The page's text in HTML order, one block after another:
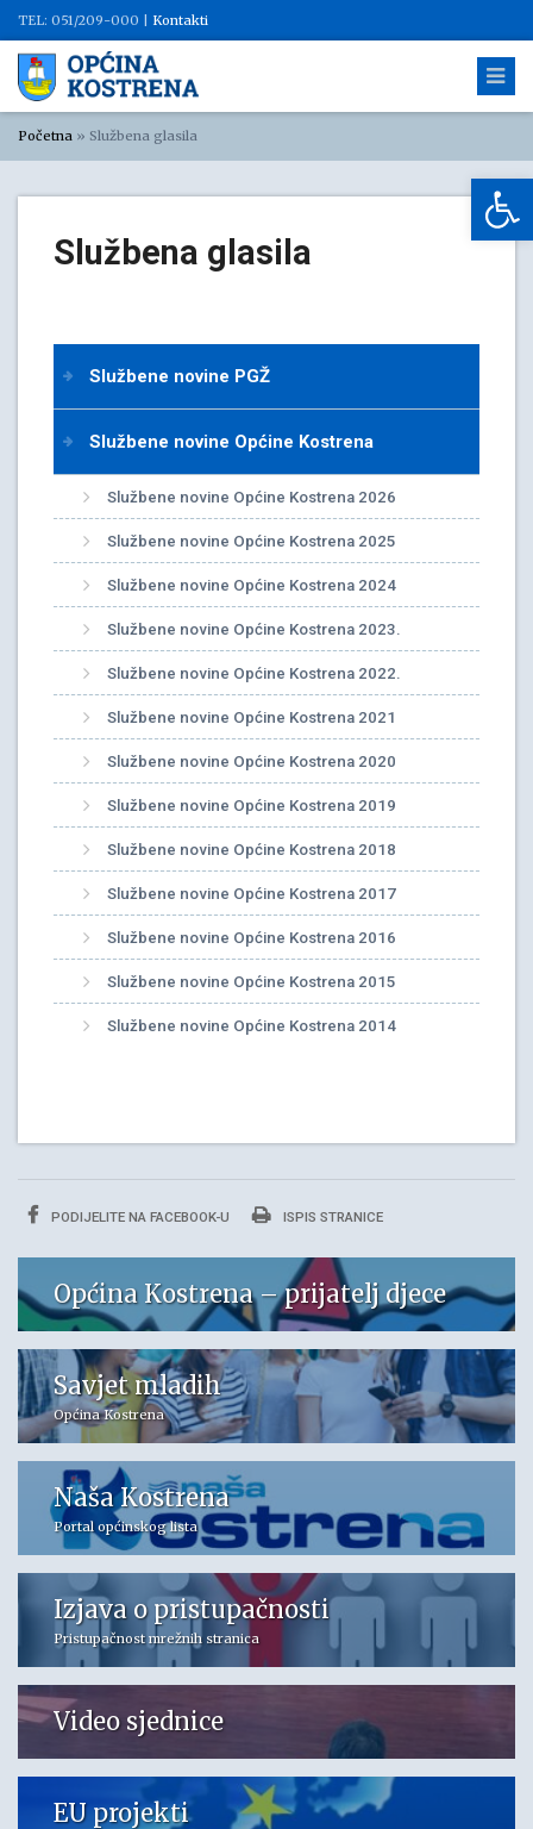
TEL: 051/209-000 | Kontakti
Početna » Službena glasila
Službena glasila
Službene novine PGŽ
Službene novine Općine Kostrena
Službene novine Općine Kostrena 2026
Službene novine Općine Kostrena 2025
Službene novine Općine Kostrena 2024
Službene novine Općine Kostrena 2023.
Službene novine Općine Kostrena 2022.
Službene novine Općine Kostrena 2021
Službene novine Općine Kostrena 2020
Službene novine Općine Kostrena 2019
Službene novine Općine Kostrena 2018
Službene novine Općine Kostrena 2017
Službene novine Općine Kostrena 2016
Službene novine Općine Kostrena 2015
Službene novine Općine Kostrena 2014
PODIJELITE NA FACEBOOK-U ISPIS STRANICE
Općina Kostrena – prijatelj djece
Savjet mladih
Općina Kostrena
Naša Kostrena
Portal općinskog lista
Izjava o pristupačnosti
Pristupačnost mrežnih stranica
Video sjednice
EU projekti